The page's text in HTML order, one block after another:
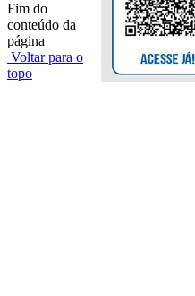
Fim do
conteúdo da
página
Voltar para o
topo